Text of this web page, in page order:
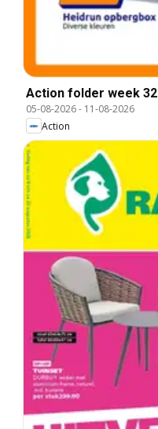
Action folder week 32
05-08-2026- 11-08-2026
Action